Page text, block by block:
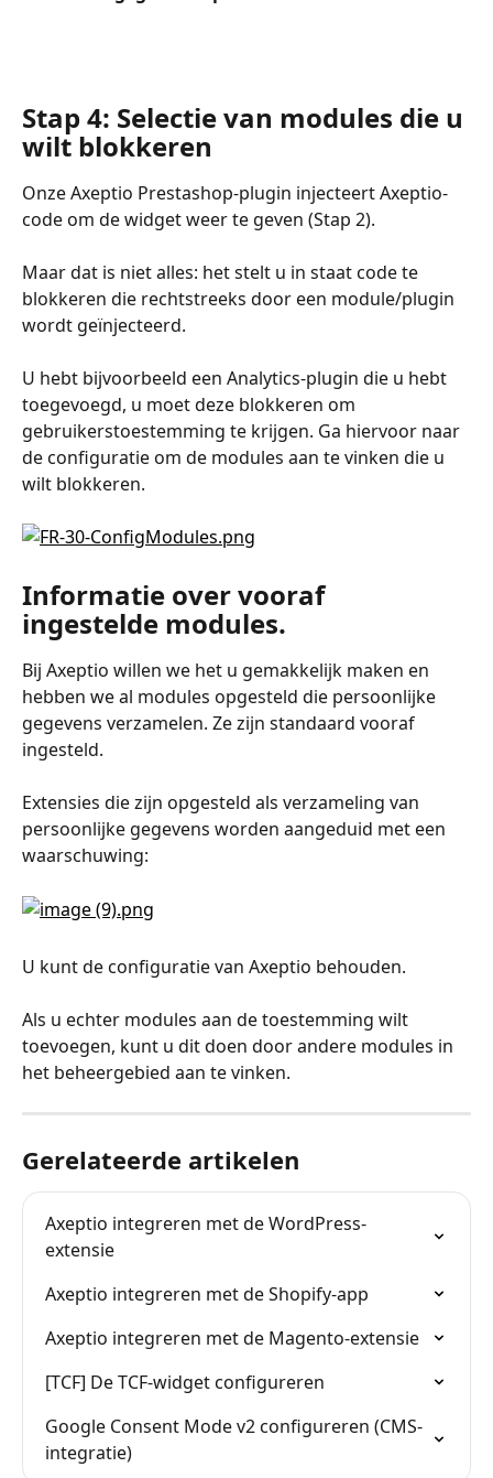
Stap 4: Selectie van modules die u
wilt blokkeren
Onze Axeptio Prestashop-plugin injecteert Axeptio-
code om de widget weer te geven (Stap 2).
Maar dat is niet alles: het stelt u in staat code te
blokkeren die rechtstreeks door een module/plugin
wordt geïnjecteerd.
U hebt bijvoorbeeld een Analytics-plugin die u hebt
toegevoegd, u moet deze blokkeren om
gebruikerstoestemming te krijgen. Ga hiervoor naar
de configuratie om de modules aan te vinken die u
wilt blokkeren.
Informatie over vooraf
ingestelde modules.
Bij Axeptio willen we het u gemakkelijk maken en
hebben we al modules opgesteld die persoonlijke
gegevens verzamelen. Ze zijn standaard vooraf
ingesteld.
Extensies die zijn opgesteld als verzameling van
persoonlijke gegevens worden aangeduid met een
waarschuwing:
U kunt de configuratie van Axeptio behouden.
Als u echter modules aan de toestemming wilt
toevoegen, kunt u dit doen door andere modules in
het beheergebied aan te vinken.
Gerelateerde artikelen
Axeptio integreren met de WordPress-
extensie
Axeptio integreren met de Shopify-app
Axeptio integreren met de Magento-extensie
[TCF] De TCF-widget configureren
Google Consent Mode v2 configureren (CMS-
integratie)